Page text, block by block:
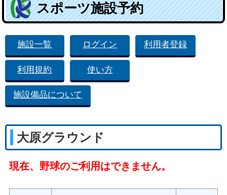
スポーツ施設予約
施設一覧 ログイン 利用者登録
利用規約 使い方
施設備品について
大原グラウンド
現在、野球のご利用はできません。